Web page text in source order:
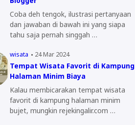
Coba deh tengok, ilustrasi pertanyaan
dan jawaban di bawah ini yang siapa
tahu saja pernah singgah …
wisata 24 Mar 2024
Tempat Wisata Favorit di Kampung
Halaman Minim Biaya
Kalau membicarakan tempat wisata
favorit di kampung halaman minim
bujet, mungkin rejekingalir.com …